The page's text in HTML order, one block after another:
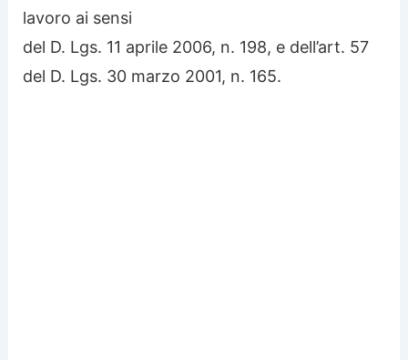
lavoro ai sensi
del D. Lgs. 11 aprile 2006, n. 198, e dell’art. 57
del D. Lgs. 30 marzo 2001, n. 165.